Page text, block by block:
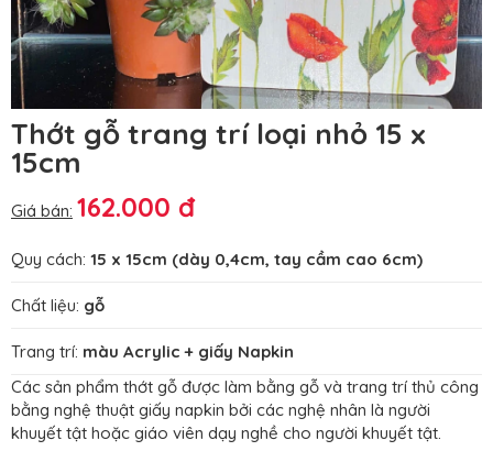
Thớt gỗ trang trí loại nhỏ 15 x
15cm
Giá bán: 162.000 đ
Quy cách: 15 x 15cm (dày 0,4cm, tay cầm cao 6cm)
Chất liệu: gỗ
Trang trí: màu Acrylic + giấy Napkin
Các sản phẩm thớt gỗ được làm bằng gỗ và trang trí thủ công
bằng nghệ thuật giấy napkin bởi các nghệ nhân là người
khuyết tật hoặc giáo viên dạy nghề cho người khuyết tật.